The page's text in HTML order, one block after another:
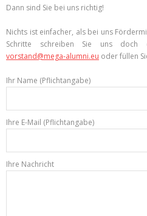
Dann sind Sie bei uns richtig!
Nichts ist einfacher, als bei uns
Schritte schreiben Sie uns doch
vorstand@mega-alumni.eu oder füllen
Ihr Name (Pflichtangabe)
Ihre E-Mail (Pflichtangabe)
Ihre Nachricht